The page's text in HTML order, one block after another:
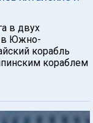
в двух
в Южно-
корабль
кораблем